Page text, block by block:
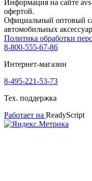
Информация на сайте
офертой.
Официальный оптовый
автомобильных
Политика обработки
8-800-555-67-86
Интернет-магазин
8-495-221-53-73
Тех. поддержка
Работает на ReadyScript